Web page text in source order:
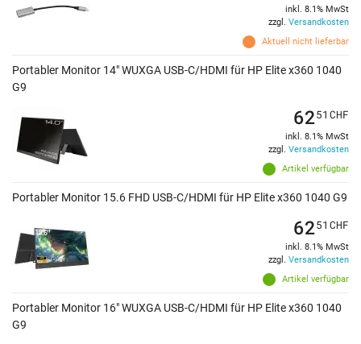
Aktuell nicht lieferbar
inkl. 8.1% MwSt
zzgl. Versandkosten
Portabler Monitor 14" WUXGA USB-C/HDMI für HP Elite x360 1040
G9
Artikel verfügbar
6251 CHF
inkl. 8.1% MwSt
zzgl. Versandkosten
Portabler Monitor 15.6 FHD USB-C/HDMI für HP Elite x360 1040 G9
Artikel verfügbar
6251 CHF
inkl. 8.1% MwSt
zzgl. Versandkosten
Portabler Monitor 16" WUXGA USB-C/HDMI für HP Elite x360 1040
G9